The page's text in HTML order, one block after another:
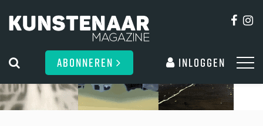
ABONNEREN Inloggen